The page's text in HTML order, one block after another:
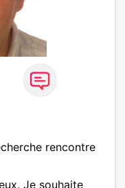
rencontre
Je souhaite